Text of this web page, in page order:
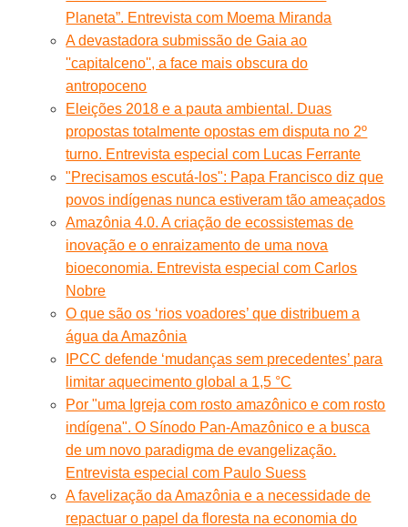
Planeta”. Entrevista com Moema Miranda
A devastadora submissão de Gaia ao
''capitalceno'', a face mais obscura do
antropoceno
Eleições 2018 e a pauta ambiental. Duas
propostas totalmente opostas em disputa no 2º
turno. Entrevista especial com Lucas Ferrante
"Precisamos escutá-los": Papa Francisco diz que
povos indígenas nunca estiveram tão ameaçados
Amazônia 4.0. A criação de ecossistemas de
inovação e o enraizamento de uma nova
bioeconomia. Entrevista especial com Carlos
Nobre
O que são os ‘rios voadores’ que distribuem a
água da Amazônia
IPCC defende ‘mudanças sem precedentes’ para
limitar aquecimento global a 1,5 °C
Por "uma Igreja com rosto amazônico e com rosto
indígena". O Sínodo Pan-Amazônico e a busca
de um novo paradigma de evangelização.
Entrevista especial com Paulo Suess
A favelização da Amazônia e a necessidade de
repactuar o papel da floresta na economia do